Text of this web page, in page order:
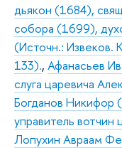
дьякон (1684),
собора (1699),
(Источн.: Извеков.
133)., Афанасьев
слуга царевича
Богданов Никифор
управитель вотчин
Лопухин Авраам